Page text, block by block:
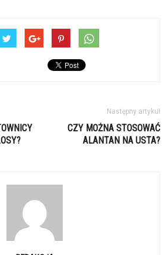
Następny artykuł
CZY MOŻNA STOSOWAĆ
ALANTAN NA USTA?